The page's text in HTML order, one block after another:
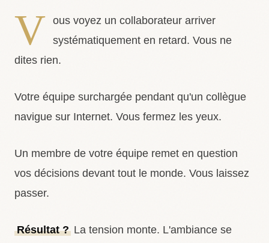
V ous voyez un collaborateur arriver
systématiquement en retard. Vous ne
dites rien.
Votre équipe surchargée pendant qu'un collègue
navigue sur Internet. Vous fermez les yeux.
Un membre de votre équipe remet en question
vos décisions devant tout le monde. Vous laissez
passer.
Résultat ? La tension monte. L'ambiance se